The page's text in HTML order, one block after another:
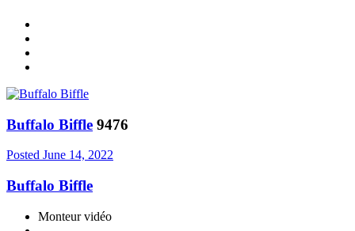
Buffalo Biffle 9476
Posted June 14, 2022
Buffalo Biffle
Monteur vidéo